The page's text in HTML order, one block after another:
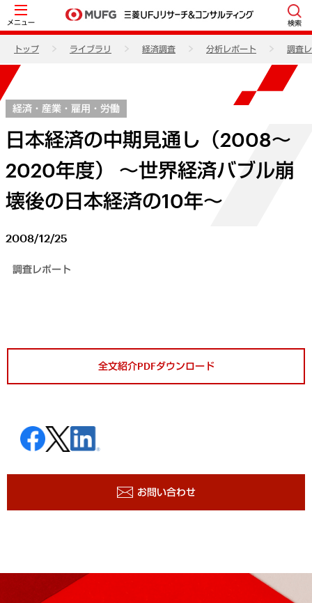
メニュー 検索
トップ ライブラリ 経済調査 分析レポート 調査
経済・産業・雇用・労働
日本経済の中期見通し（2008～
2020年度） ～世界経済バブル崩
壊後の日本経済の10年～
2008/12/25
調査レポート
全文紹介PDFダウンロード
お問い合わせ